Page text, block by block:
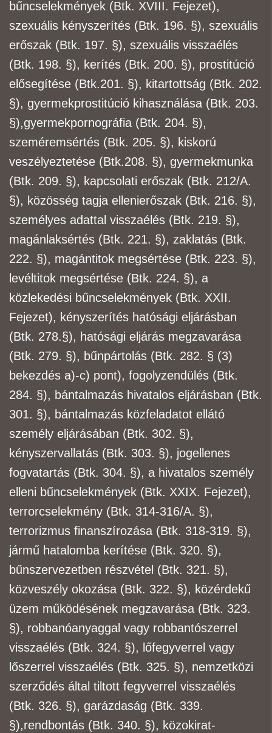
bűncselekmények (Btk. XVIII. Fejezet),
szexuális kényszerítés (Btk. 196. §), szexuális
erőszak (Btk. 197. §), szexuális visszaélés
(Btk. 198. §), kerítés (Btk. 200. §), prostitúció
elősegítése (Btk.201. §), kitartottság (Btk. 202.
§), gyermekprostitúció kihasználása (Btk. 203.
§),gyermekpornográfia (Btk. 204. §),
szeméremsértés (Btk. 205. §), kiskorú
veszélyeztetése (Btk.208. §), gyermekmunka
(Btk. 209. §), kapcsolati erőszak (Btk. 212/A.
§), közösség tagja ellenierőszak (Btk. 216. §),
személyes adattal visszaélés (Btk. 219. §),
magánlaksértés (Btk. 221. §), zaklatás (Btk.
222. §), magántitok megsértése (Btk. 223. §),
levéltitok megsértése (Btk. 224. §), a
közlekedési bűncselekmények (Btk. XXII.
Fejezet), kényszerítés hatósági eljárásban
(Btk. 278.§), hatósági eljárás megzavarása
(Btk. 279. §), bűnpártolás (Btk. 282. § (3)
bekezdés a)-c) pont), fogolyzendülés (Btk.
284. §), bántalmazás hivatalos eljárásban (Btk.
301. §), bántalmazás közfeladatot ellátó
személy eljárásában (Btk. 302. §),
kényszervallatás (Btk. 303. §), jogellenes
fogvatartás (Btk. 304. §), a hivatalos személy
elleni bűncselekmények (Btk. XXIX. Fejezet),
terrorcselekmény (Btk. 314-316/A. §),
terrorizmus finanszírozása (Btk. 318-319. §),
jármű hatalomba kerítése (Btk. 320. §),
bűnszervezetben részvétel (Btk. 321. §),
közveszély okozása (Btk. 322. §), közérdekű
üzem működésének megzavarása (Btk. 323.
§), robbanóanyaggal vagy robbantószerrel
visszaélés (Btk. 324. §), lőfegyverrel vagy
lőszerrel visszaélés (Btk. 325. §), nemzetközi
szerződés által tiltott fegyverrel visszaélés
(Btk. 326. §), garázdaság (Btk. 339.
§),rendbontás (Btk. 340. §), közokirat-